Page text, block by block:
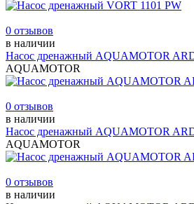
0 отзывов
в наличии
Насос дренажный AQUAMOTOR
AQUAMOTOR
0 отзывов
в наличии
Насос дренажный AQUAMOTOR
AQUAMOTOR
0 отзывов
в наличии